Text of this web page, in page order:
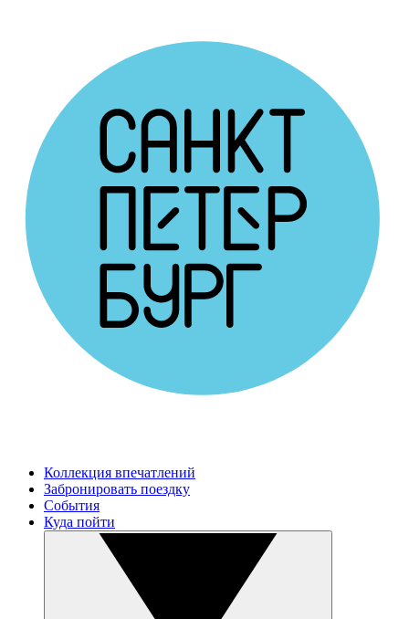
Коллекция впечатлений
Забронировать поездку
События
Куда пойти